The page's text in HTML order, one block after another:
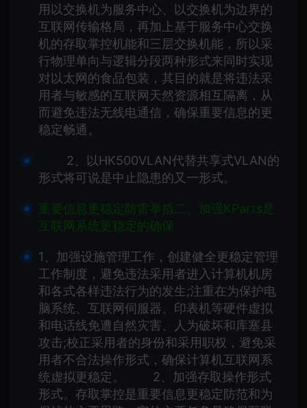
用以交换机为服务中心、以交换机为边界的
互联网传输格局，再加上基于服务中心交换
机的存取掌控机能和三层交换机能，所以采
行物理单向与逻辑分段两种形式来同时实现
对以太网的食品包装，其目的就是将违法采
用者与敏感的互联网天然资源相互隔离，从
而避免违法无线电通信，确保重要信息的更
稳定畅通。
2、以HK500VLAN代替共享式VLAN的
形式将可说是中止隐患的又一形式。
重要信息更稳定防雷举措二、加强KParts是
互联网系统更稳定的确保
1、加强设施管理工作，创建健全更稳定管理
工作制度，避免违法采用者进入计算机机房
和各式各样违法行为的发生;注重在为保护电
脑系统、互联网伺服器、印表机等硬件虚拟
和电话线免遭自然灾害、人为破坏和库塞县
攻击;校正采用者的身份和采用职权，避免采
用者不合法操作形式，确保计算机互联网系
统虚拟更稳定。 2、加强存取操作形式
形式。存取掌控是重要信息更稳定防范和为